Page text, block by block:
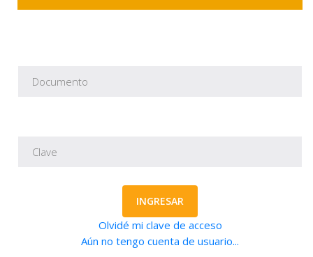
INGRESAR
Olvidé mi clave de acceso
Aún no tengo cuenta de usuario...